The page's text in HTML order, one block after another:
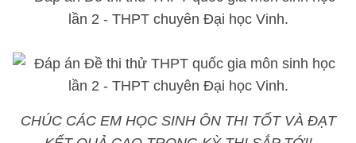
CHÚC CÁC EM HỌC SINH ÔN THI TỐT VÀ ĐẠT